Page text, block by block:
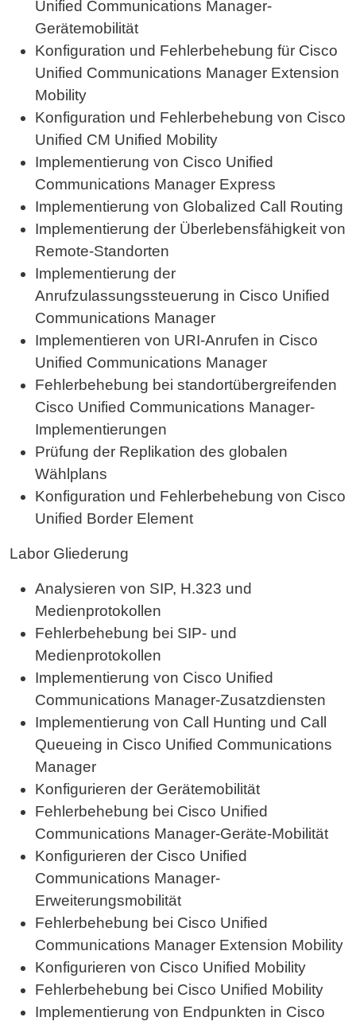
Unified Communications Manager-
Gerätemobilität
Konfiguration und Fehlerbehebung für Cisco
Unified Communications Manager Extension
Mobility
Konfiguration und Fehlerbehebung von Cisco
Unified CM Unified Mobility
Implementierung von Cisco Unified
Communications Manager Express
Implementierung von Globalized Call Routing
Implementierung der Überlebensfähigkeit von
Remote-Standorten
Implementierung der
Anrufzulassungssteuerung in Cisco Unified
Communications Manager
Implementieren von URI-Anrufen in Cisco
Unified Communications Manager
Fehlerbehebung bei standortübergreifenden
Cisco Unified Communications Manager-
Implementierungen
Prüfung der Replikation des globalen
Wählplans
Konfiguration und Fehlerbehebung von Cisco
Unified Border Element
Labor Gliederung
Analysieren von SIP, H.323 und
Medienprotokollen
Fehlerbehebung bei SIP- und
Medienprotokollen
Implementierung von Cisco Unified
Communications Manager-Zusatzdiensten
Implementierung von Call Hunting und Call
Queueing in Cisco Unified Communications
Manager
Konfigurieren der Gerätemobilität
Fehlerbehebung bei Cisco Unified
Communications Manager-Geräte-Mobilität
Konfigurieren der Cisco Unified
Communications Manager-
Erweiterungsmobilität
Fehlerbehebung bei Cisco Unified
Communications Manager Extension Mobility
Konfigurieren von Cisco Unified Mobility
Fehlerbehebung bei Cisco Unified Mobility
Implementierung von Endpunkten in Cisco